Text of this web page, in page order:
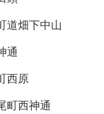
道畑下中山
通
西原
町西神通